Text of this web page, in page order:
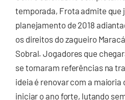
temporada, Frota admite que
planejamento de 2018
os direitos do zagueiro
Sobral. Jogadores que
se tornaram referências na
ideia é renovar com a maioria
iniciar o ano forte, lutando